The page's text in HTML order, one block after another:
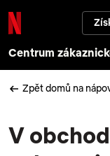
Centrum
Zpět domů na
V